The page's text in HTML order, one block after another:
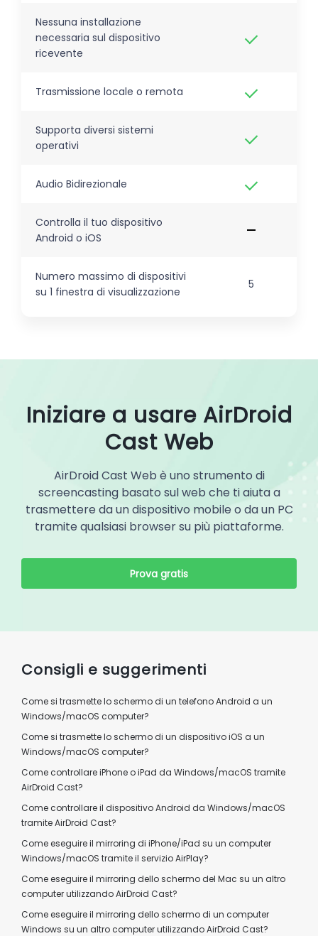
Nessuna installazione
necessaria sul dispositivo
ricevente
Trasmissione locale o remota
Supporta diversi sistemi
operativi
Audio Bidirezionale
Controlla il tuo dispositivo
Android o iOS
Numero massimo di dispositivi
su 1 finestra di visualizzazione
5
Iniziare a usare AirDroid
Cast Web
AirDroid Cast Web è uno strumento di
screencasting basato sul web che ti aiuta a
trasmettere da un dispositivo mobile o da un PC
tramite qualsiasi browser su più piattaforme.
Prova gratis
Consigli e suggerimenti
Come si trasmette lo schermo di un telefono Android a un
Windows/macOS computer?
Come si trasmette lo schermo di un dispositivo iOS a un
Windows/macOS computer?
Come controllare iPhone o iPad da Windows/macOS tramite
AirDroid Cast?
Come controllare il dispositivo Android da Windows/macOS
tramite AirDroid Cast?
Come eseguire il mirroring di iPhone/iPad su un computer
Windows/macOS tramite il servizio AirPlay?
Come eseguire il mirroring dello schermo del Mac su un altro
computer utilizzando AirDroid Cast?
Come eseguire il mirroring dello schermo di un computer
Windows su un altro computer utilizzando AirDroid Cast?